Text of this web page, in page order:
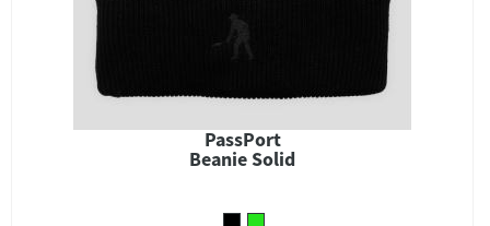
PassPort
Beanie Solid